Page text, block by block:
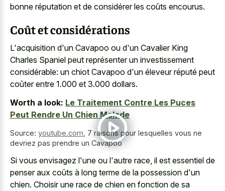
bonne réputation et de considérer les coûts encourus.
Coût et considérations
L'acquisition d'un Cavapoo ou d'un Cavalier King
Charles Spaniel peut représenter un investissement
considérable: un chiot Cavapoo d'un éleveur réputé peut
coûter entre 1.000 et 3.000 dollars.
Worth a look: Le Traitement Contre Les Puces
Peut Rendre Un Chien Malade
Source: youtube.com 7 raisons pour lesquelles vous ne
devriez pas prendre un Cavapoo
Si vous envisagez l'une ou l'autre race, il est essentiel de
penser aux coûts à long terme de la possession d'un
chien. Choisir une race de chien en fonction de sa